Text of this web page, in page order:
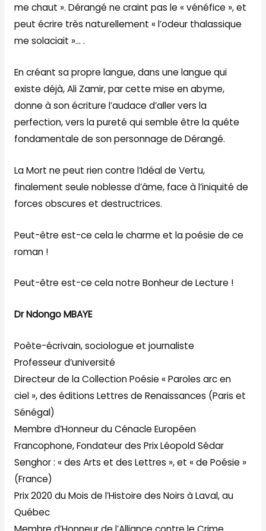
me chaut ». Dérangé ne craint pas le « vénéfice », et
peut écrire très naturellement « l’odeur thalassique
me solaciait »… .
En créant sa propre langue, dans une langue qui
existe déjà, Ali Zamir, par cette mise en abyme,
donne à son écriture l’audace d’aller vers la
perfection, vers la pureté qui semble être la quête
fondamentale de son personnage de Dérangé.
La Mort ne peut rien contre l’Idéal de Vertu,
finalement seule noblesse d’âme, face à l’iniquité de
forces obscures et destructrices.
Peut-être est-ce cela le charme et la poésie de ce
roman !
Peut-être est-ce cela notre Bonheur de Lecture !
Dr Ndongo MBAYE
Poète-écrivain, sociologue et journaliste
Professeur d’université
Directeur de la Collection Poésie « Paroles arc en
ciel », des éditions Lettres de Renaissances (Paris et
Sénégal)
Membre d’Honneur du Cénacle Européen
Francophone, Fondateur des Prix Léopold Sédar
Senghor : « des Arts et des Lettres », et « de Poésie »
(France)
Prix 2020 du Mois de l’Histoire des Noirs à Laval, au
Québec